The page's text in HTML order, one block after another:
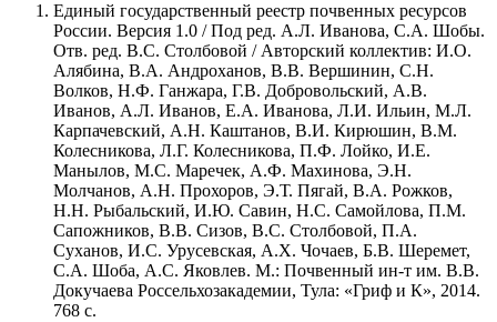
Единый государственный реестр почвенных ресурсов
России. Версия 1.0 / Под ред. А.Л. Иванова, С.А. Шобы.
Отв. ред. В.С. Столбовой / Авторский коллектив: И.О.
Алябина, В.А. Андроханов, В.В. Вершинин, С.Н.
Волков, Н.Ф. Ганжара, Г.В. Добровольский, А.В.
Иванов, А.Л. Иванов, Е.А. Иванова, Л.И. Ильин, М.Л.
Карпачевский, А.Н. Каштанов, В.И. Кирюшин, В.М.
Колесникова, Л.Г. Колесникова, П.Ф. Лойко, И.Е.
Манылов, М.С. Маречек, А.Ф. Махинова, Э.Н.
Молчанов, А.Н. Прохоров, Э.Т. Пягай, В.А. Рожков,
Н.Н. Рыбальский, И.Ю. Савин, Н.С. Самойлова, П.М.
Сапожников, В.В. Сизов, В.С. Столбовой, П.А.
Суханов, И.С. Урусевская, А.Х. Чочаев, Б.В. Шеремет,
С.А. Шоба, А.С. Яковлев. М.: Почвенный ин-т им. В.В.
Докучаева Россельхозакадемии, Тула: «Гриф и К», 2014.
768 с.